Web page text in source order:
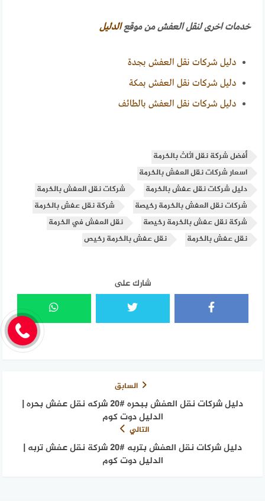
خدمات اخرى لنقل العفش من موقعالدليل
دليل شركات نقل العفش بجدة
دليل شركات نقل العفش بمكة
دليل شركات نقل العفش بالطائف
أفضل شركة نقل اثاث بالخرمة
اسعار شركات نقل العفش بالخرمة
دليل شركات نقل عفش بالخرمة
شركات نقل العفش بالخرمة
شركات نقل العفش بالخرمة رخيصة
شركة نقل عفش بالخرمة
شركة نقل عفش بالخرمة رخيصة
نقل العفش في الخرمة
نقل عفش بالخرمة
نقل عفش بالخرمة رخيص
شارك على
السابق
دليل شركات نقل العفش ببحره #20 شركه نقل عفش بحره |
الدليل دوت كوم
التالي
دليل شركات نقل العفش بتربه #20 شركة نقل عفش تربه |
الدليل دوت كوم